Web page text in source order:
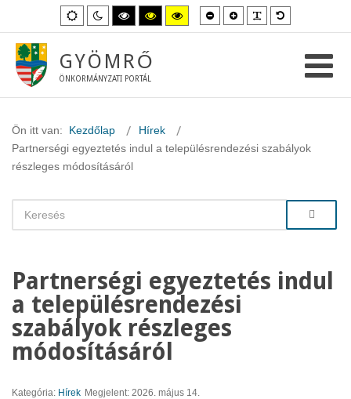
Alapértelmezett
mód
Éjszakai
mód
Magas
kontraszt
fekete-
mód.
Magas
kontraszt
fekete-
Magas
kontraszt
sárga-
Kisebb
betűméret
Nagyobb
betűméret
GYÖMRŐ
ÖNKORMÁNYZATI PORTÁL
Ön itt van: Kezdőlap
Hírek
Partnerségi egyeztetés indul a településrendezési szabályok
részleges módosításáról
Partnerségi egyeztetés indul
a településrendezési
szabályok részleges
módosításáról
Kategória: Hírek Megjelent: 2026. május 14.